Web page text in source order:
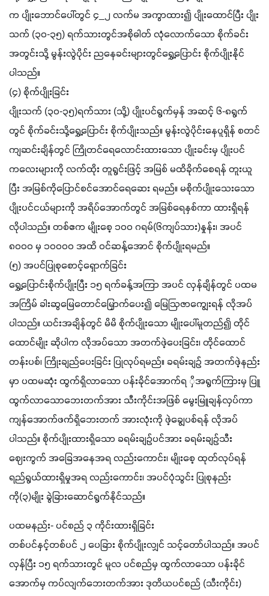
က ပျိုးဘောင်ပေါ်တွင် ၄_၂ လက်မ အကွာထား၍ ပျိုးထောင်ပြီး ပျိုး
သက် (၃၀-၃၅) ရက်သားတွင်အစိုဓါတ် လုံလောက်သော စိုက်ခင်း
အတွင်းသို့ မွန်းလွဲပိုင်း ညနေခင်းများတွင်ရွှေ့ပြောင်း စိုက်ပျိုးနိုင်
ပါသည်။
(၄) စိုက်ပျိုးခြင်း
ပျိုးသက် (၃၀-၃၅)ရက်သား (သို့) ပျိုးပင်ရွက်မှန် အဆင့် ၆-၈ရွက်
တွင် စိုက်ခင်းသို့ရွှေ့ပြောင်း စိုက်ပျိုးသည်။ မွန်းလွဲပိုင်းနေပူရှိန် စတင်
ကျဆင်းချိန်တွင် ကြိုတင်ရေလောင်းထားသော ပျိုးခင်းမှ ပျိုးပင်
ကလေးများကို လက်ထိုး တူရွင်းဖြင့် အမြစ် မထိခိုက်စေရန် တူးယူ
ပြီး အမြစ်ကိုပြောင်စင်အောင်ရေဆေး ရမည်။ မစိုက်ပျိုးသေးသော
ပျိုးပင်ငယ်များကို အရိပ်အောက်တွင် အမြစ်ရေနှစ်ကာ ထားရှိရန်
လိုပါသည်။ တစ်ဧက မျိုးစေ့ ၁၀ဝ ဂရမ်(၆ကျပ်သား)နှုန်း၊ အပင်
၈၀ဝဝ မှ ၁၀ဝဝဝ အထိ ဝင်ဆန့်အောင် စိုက်ပျိုးရမည်။
(၅) အပင်ပြုစုစောင့်ရှောက်ခြင်း
ရွှေ့ပြောင်းစိုက်ပျိုးပြီး ၁၅ ရက်ခန့်အကြာ အပင် လှန်ချိန်တွင် ပထမ
အကြိမ် ခါးဆွမြေတောင်မြှောက်ပေး၍ မြေဩဇာကျွေးရန် လိုအပ်
ပါသည်။ ယင်းအချိန်တွင် မိမိ စိုက်ပျိုးသော မျိုးပေါ်မူတည်၍ တိုင်
ထောင်မျိုး ဆိုပါက လိုအပ်သော အတက်ဖဲ့ပေးခြင်း၊ တိုင်ထောင်
တန်းပစ်၊ ကြိုးချည်ပေးခြင်း ပြုလုပ်ရမည်။ ခရမ်းချဉ် အတက်ဖဲ့နည်း
မှာ ပထမဆုံး ထွက်ရှိလာသော ပန်းခိုင်အောက်ရ ှိအရွက်ကြားမှ ပြူ
ထွက်လာသောဘေးတက်အား သီးကိုင်းအဖြစ် မွေးမြူချန်လှပ်ကာ
ကျန်အောက်ဖက်ရှိဘေးတက် အားလုံးကို ဖဲ့ချွေပစ်ရန် လိုအပ်
ပါသည်။ စိုက်ပျိုးထားရှိသော ခရမ်းချဉ်ပင်အား ခရမ်းချဉ်သီး
ဈေးကွက် အခြေအနေအရ လည်းကောင်း၊ မျိုးစေ့ ထုတ်လုပ်ရန်
ရည်ရွယ်ထားရှိမှုအရ လည်းကောင်း၊ အပင်ပုံသွင်း ပြုစုနည်း
ကို(၃)မျိုး ခွဲခြားဆောင်ရွက်နိုင်သည်။
ပထမနည်း- ပင်စည် ၃ ကိုင်းထားရှိခြင်း
တစ်ပင်နှင့်တစ်ပင် ၂ ပေခြား စိုက်ပျိုးလျှင် သင့်တော်ပါသည်။ အပင်
လှန်ပြီး ၁၅ ရက်သားတွင် မူလ ပင်စည်မှ ထွက်လာသော ပန်းခိုင်
အောက်မှ ကပ်လျက်ဘေးတက်အား ဒုတိယပင်စည် (သီးကိုင်း)